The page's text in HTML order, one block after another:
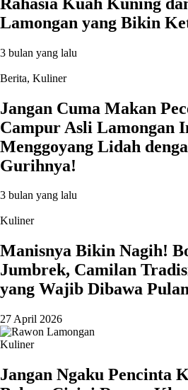
Lamongan yang Bikin
3 bulan yang lalu
Berita, Kuliner
Jangan Cuma Makan
Campur Asli Lamongan
Menggoyang Lidah
Gurihnya!
3 bulan yang lalu
Kuliner
Manisnya Bikin Nagih!
Jumbrek, Camilan
yang Wajib Dibawa
27 April 2026
Kuliner
Jangan Ngaku Pencinta